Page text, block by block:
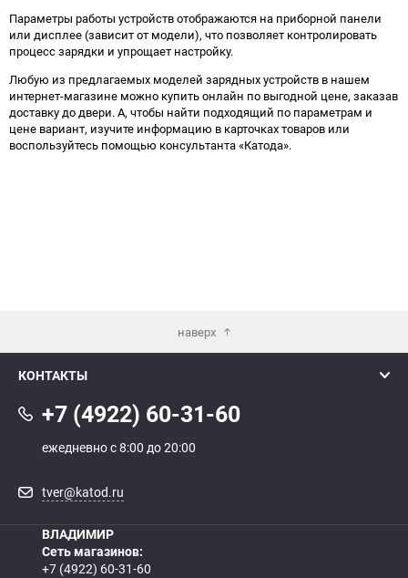
Как определить полярность?
0 - обратная 1 - прямая 3 - обратная
Параметры работы устройств отображаются на приборной панели
или дисплее (зависит от модели), что позволяет контролировать
процесс зарядки и упрощает настройку.
Любую из предлагаемых моделей зарядных устройств в нашем
интернет-магазине можно купить онлайн по выгодной цене, заказав
доставку до двери. А, чтобы найти подходящий по параметрам и
цене вариант, изучите информацию в карточках товаров или
воспользуйтесь помощью консультанта «Катода».
наверх
КОНТАКТЫ
+7 (4922) 60-31-60
ежедневно с 8:00 до 20:00
tver@katod.ru
ВЛАДИМИР
Сеть магазинов:
+7 (4922) 60-31-60